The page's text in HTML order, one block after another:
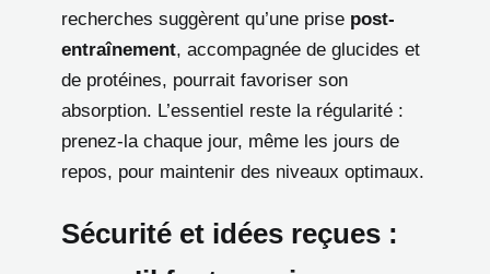
recherches suggèrent qu’une prise post-
entraînement, accompagnée de glucides et
de protéines, pourrait favoriser son
absorption. L’essentiel reste la régularité :
prenez-la chaque jour, même les jours de
repos, pour maintenir des niveaux optimaux.
Sécurité et idées reçues :